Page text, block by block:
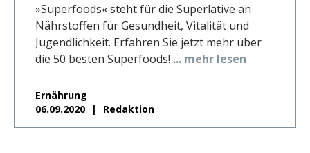
»Superfoods« steht für die Superlative an
Nährstoffen für Gesundheit, Vitalität und
Jugendlichkeit. Erfahren Sie jetzt mehr über
die 50 besten Superfoods! ... mehr lesen
Ernährung
06.09.2020
Redaktion